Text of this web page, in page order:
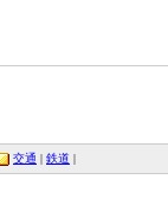
交通 | 鉄道 |